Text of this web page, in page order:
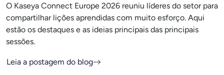
O Kaseya Connect Europe 2026 reuniu líderes do setor para
compartilhar lições aprendidas com muito esforço. Aqui
estão os destaques e as ideias principais das principais
sessões.
Leia a postagem do blog